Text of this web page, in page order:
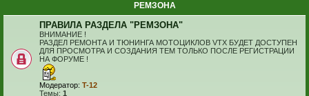
РЕМЗОНА
ПРАВИЛА РАЗДЕЛА "РЕМЗОНА"
ВНИМАНИЕ !
РАЗДЕЛ РЕМОНТА И ТЮНИНГА МОТОЦИКЛОВ VTX БУДЕТ ДОСТУПЕН
ДЛЯ ПРОСМОТРА И СОЗДАНИЯ ТЕМ ТОЛЬКО ПОСЛЕ РЕГИСТРАЦИИ
НА ФОРУМЕ !
Модератор: T-12
Темы: 1